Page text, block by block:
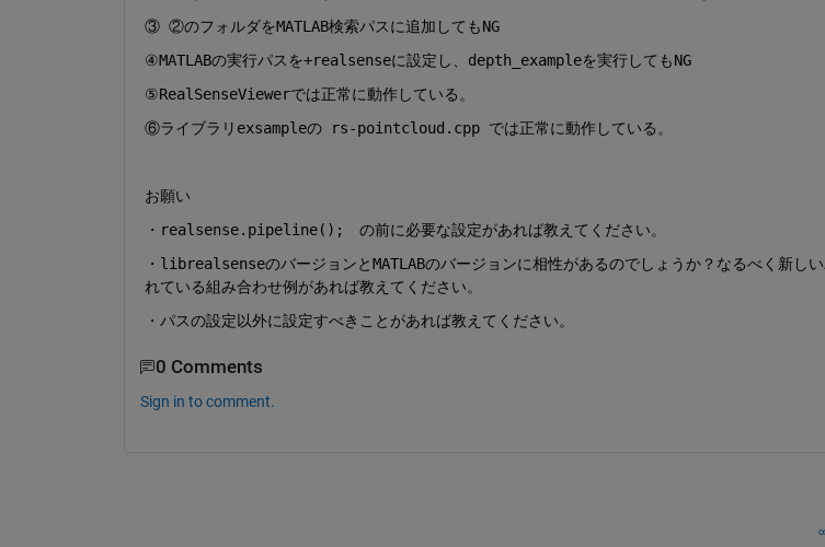
③ ②のフォルダをMATLAB検索パスに追加してもNG
④MATLABの実行パスを+realsenseに設定し、depth_exampleを実行してもNG
⑤RealSenseViewerでは正常に動作している。
⑥ライブラリexsampleの rs-pointcloud.cpp では正常に動作している。
お願い
・realsense.pipeline();　の前に必要な設定があれば教えてください。
・librealsenseのバージョンとMATLABのバージョンに相性があるのでしょうか？なるべく新し
れている組み合わせ例があれば教えてください。
・パスの設定以外に設定すべきことがあれば教えてください。
0 Comments
Sign in to comment.